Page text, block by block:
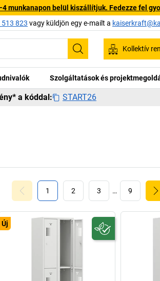
munkanapon belül kiszállítjuk. Fedezze fel
823 vagy küldjön egy e-mailt a
Keresés
Kollektív
Szolgáltatások és
a kóddal: START26
1 2 3 … 9
Új